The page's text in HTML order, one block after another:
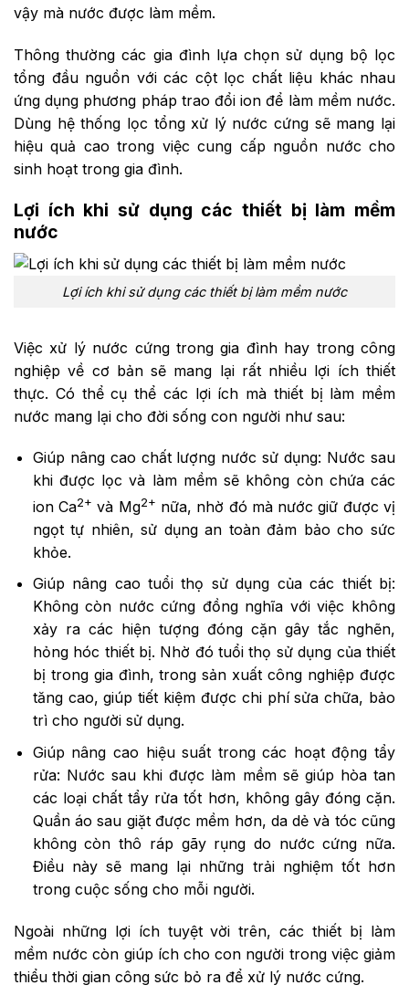
vậy mà nước được làm mềm.
Thông thường các gia đình lựa chọn sử dụng bộ lọc
tổng đầu nguồn với các cột lọc chất liệu khác nhau
ứng dụng phương pháp trao đổi ion để làm mềm nước.
Dùng hệ thống lọc tổng xử lý nước cứng sẽ mang lại
hiệu quả cao trong việc cung cấp nguồn nước cho
sinh hoạt trong gia đình.
Lợi ích khi sử dụng các thiết bị làm mềm
nước
Lợi ích khi sử dụng các thiết bị làm mềm nước
Việc xử lý nước cứng trong gia đình hay trong công
nghiệp về cơ bản sẽ mang lại rất nhiều lợi ích thiết
thực. Có thể cụ thể các lợi ích mà thiết bị làm mềm
nước mang lại cho đời sống con người như sau:
Giúp nâng cao chất lượng nước sử dụng: Nước sau
khi được lọc và làm mềm sẽ không còn chứa các
ion Ca2+ và Mg2+ nữa, nhờ đó mà nước giữ được vị
ngọt tự nhiên, sử dụng an toàn đảm bảo cho sức
khỏe.
Giúp nâng cao tuổi thọ sử dụng của các thiết bị:
Không còn nước cứng đồng nghĩa với việc không
xảy ra các hiện tượng đóng cặn gây tắc nghẽn,
hỏng hóc thiết bị. Nhờ đó tuổi thọ sử dụng của thiết
bị trong gia đình, trong sản xuất công nghiệp được
tăng cao, giúp tiết kiệm được chi phí sửa chữa, bảo
trì cho người sử dụng.
Giúp nâng cao hiệu suất trong các hoạt động tẩy
rửa: Nước sau khi được làm mềm sẽ giúp hòa tan
các loại chất tẩy rửa tốt hơn, không gây đóng cặn.
Quần áo sau giặt được mềm hơn, da dẻ và tóc cũng
không còn thô ráp gãy rụng do nước cứng nữa.
Điều này sẽ mang lại những trải nghiệm tốt hơn
trong cuộc sống cho mỗi người.
Ngoài những lợi ích tuyệt vời trên, các thiết bị làm
mềm nước còn giúp ích cho con người trong việc giảm
thiểu thời gian công sức bỏ ra để xử lý nước cứng.